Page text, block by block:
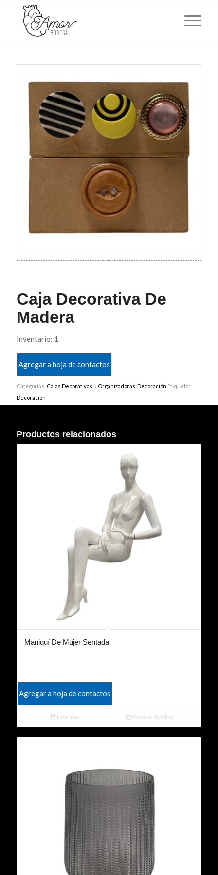
Caja Decorativa De
Madera
Inventario: 1
Agregar a hoja de contactos
Categorías: Cajas Decorativas u Organizadoras Decoración Etiqueta:
Decoración
Productos relacionados
Maniquí De Mujer Sentada
Agregar a hoja de contactos
Leer más Mostrar detalles